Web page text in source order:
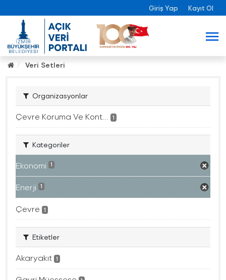
Giriş Yap Kayıt Ol
Veri Setleri
Organizasyonlar
Çevre Koruma Ve Kont... 1
Kategoriler
Ekonomi 1
Enerji 1
Çevre 1
Etiketler
Akaryakıt 1